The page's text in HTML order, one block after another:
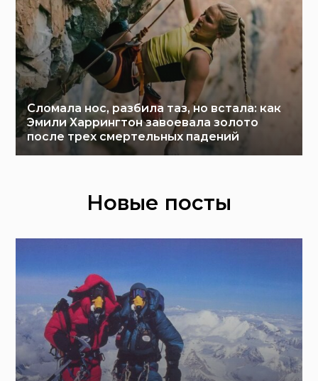
Сломала нос, разбила таз, но встала: как
Эмили Харрингтон завоевала золото
после трех смертельных падений
Новые посты